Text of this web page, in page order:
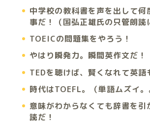
中学校の教科書を声を出して何
事だ！（国弘正雄氏の只管朗読
TOEICの問題集をやろう！
やはり瞬発力。瞬間英作文だ！
TEDを聴けば、賢くなれて英語
時代はTOEFL。（単語ムズイ。
意味がわからなくても辞書を引
読だ！